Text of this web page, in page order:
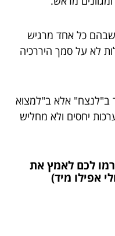
שבהם כל אחד מרגיש
לא על סמך היררכיה
ב"לנצח" אלא ב"למצוא
יחסים ולא מחליש
סיבות שיגרמו לכם לאמץ את